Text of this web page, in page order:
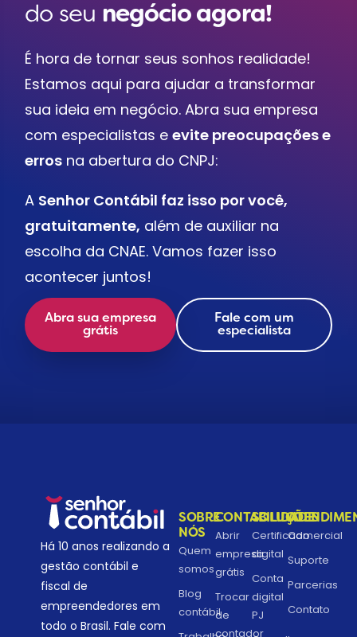
do seu negócio agora!
É hora de tornar seus sonhos realidade!
Estamos aqui para ajudar a transformar
sua ideia em negócio. Abra sua empresa
com especialistas eevite preocupações e
erros na abertura do CNPJ:
A Senhor Contábil faz isso por você,
gratuitamente, além de auxiliar na
escolha da CNAE. Vamos fazer isso
acontecer juntos!
Abra sua empresa
grátis
Fale com um
especialista
Há 10 anos realizando a
gestão contábil e
fiscal de
empreendedores em
todo o Brasil. Fale com
SOBRE
NÓS
Quem
somos
Blog
contábil
CONTABILIDADE
Abrir
empresa
grátis
Trocar
de
contador
SOLUÇÕES
Certificado
digital
Conta
digital
PJ
Comercial
Suporte
Parcerias
Contato